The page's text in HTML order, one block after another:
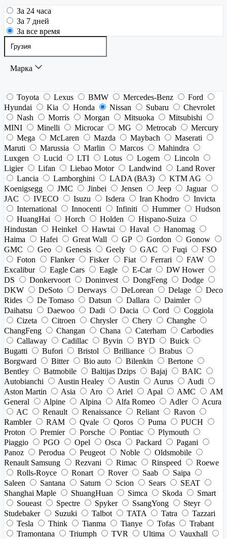
За 24 часа
За 7 дней
За все время
Марка
Toyota Lexus BMW Mercedes-Benz
Ford
Hyundai
Kia Honda Nissan Subaru
Chevrolet
Nash
Morris Morgan Mitsuoka
Mitsubishi
MINI
Minelli Microcar MG Metrocab
Mercury
Mega
McLaren Mazda Maybach
Maserati
Maruti
Marussia Marlin Marcos
Mahindra
Luxgen
Lucid LTI Lotus Logem
Lincoln
Ligier
Lifan Liebao Motor Landwind
Land Rover
Lancia
Lamborghini LADA (ВАЗ)
KTM AG
Koenigsegg
JMC Jinbei Jensen Jeep
Jaguar
JAC
IVECO Isuzu Isdera Iran Khodro
Invicta
International
Innocenti Infiniti Hummer
Hudson
HuangHai
Horch Holden
Hispano-Suiza
Hindustan
Heinkel Hawtai Haval
Hanomag
Haima
Hafei Great Wall GP Gordon
Gonow
GMC
Geo Genesis Geely GAC Fuqi
FSO
Foton
Flanker Fisker Fiat Ferrari
FAW
Excalibur
Eagle Cars Eagle E-Car
DW Hower
DS
Donkervoort Doninvest DongFeng
Dodge
DKW
DeSoto Derways DeLorean Delage
Deco
Rides
De Tomaso Datsun Dallara
Daimler
Daihatsu
Daewoo Dadi Dacia Cord
Coggiola
Cizeta
Citroen Chrysler Chery
Changhe
ChangFeng
Changan Chana Caterham
Carbodies
Callaway
Cadillac Byvin BYD
Buick
Bugatti
Bufori Bristol Brilliance
Brabus
Borgward
Bitter Bio auto Bilenkin
Bertone
Bentley
Batmobile Baltijas Dzips Bajaj
BAIC
Autobianchi
Austin Healey Austin Aurus
Audi
Aston Martin
Asia Aro Ariel Apal AMC
AM
General
Alpine Alpina Alfa Romeo Adler
Acura
AC
Renault Renaissance Reliant
Ravon
Rambler
RAM Qvale Qoros Puma
PUCH
Proton
Premier Porsche Pontiac
Plymouth
Piaggio
PGO Opel Osca Packard
Pagani
Panoz
Perodua Peugeot Noble
Oldsmobile
Renault Samsung
Rezvani Rimac Rinspeed
Roewe
Rolls-Royce
Ronart Rover Saab
Saipa
Saleen
Santana Saturn Scion Sears
SEAT
Shanghai Maple
ShuangHuan Simca Skoda
Smart
Soueast
Spectre Spyker SsangYong
Steyr
Studebaker
Suzuki Talbot TATA Tatra
Tazzari
Tesla
Think Tianma Tianye Tofas
Trabant
Tramontana
Triumph TVR Ultima
Vauxhall